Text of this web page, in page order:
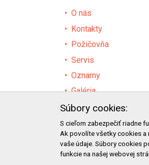
O nás
Kontakty
Požičovňa
Servis
Oznamy
Galéria
Certifikáty
Facebook
Blog
Súbory cookies:
S cieľom zabezpečiť riadne
Ak povolíte všetky cookies a
vaše údaje. Súbory cookies
funkcie na našej webovej